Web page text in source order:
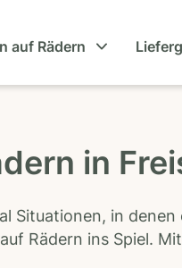
auf Rädern
in
Situationen, in
Rädern ins Spiel.